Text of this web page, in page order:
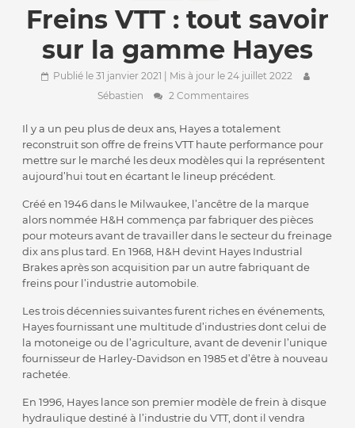
Freins VTT : tout savoir
sur la gamme Hayes
Publié le 31 janvier 2021 | Mis à jour le 24 juillet 2022
Sébastien
2 Commentaires
Il y a un peu plus de deux ans, Hayes a totalement
reconstruit son offre de freins VTT haute performance pour
mettre sur le marché les deux modèles qui la représentent
aujourd’hui tout en écartant le lineup précédent.
Créé en 1946 dans le Milwaukee, l’ancêtre de la marque
alors nommée H&H commença par fabriquer des pièces
pour moteurs avant de travailler dans le secteur du freinage
dix ans plus tard. En 1968, H&H devint Hayes Industrial
Brakes après son acquisition par un autre fabriquant de
freins pour l’industrie automobile.
Les trois décennies suivantes furent riches en événements,
Hayes fournissant une multitude d’industries dont celui de
la motoneige ou de l’agriculture, avant de devenir l’unique
fournisseur de Harley-Davidson en 1985 et d’être à nouveau
rachetée.
En 1996, Hayes lance son premier modèle de frein à disque
hydraulique destiné à l’industrie du VTT, dont il vendra